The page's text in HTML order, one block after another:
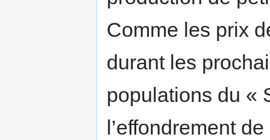
Comme les prix
durant les
populations du «
l’effondrement